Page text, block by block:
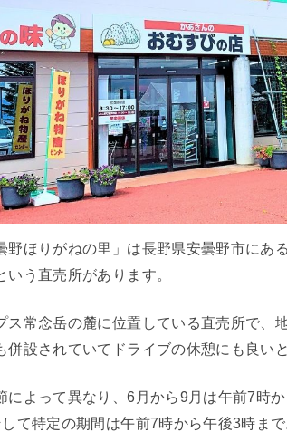
野ほりがねの里」は長野県安曇野市に
いう直売所があります。
ス常念岳の麓に位置している直売所で、
併設されていてドライブの休憩にも良い
によって異なり、6月から9月は午前7時
て特定の期間は午前7時から午後3時まで